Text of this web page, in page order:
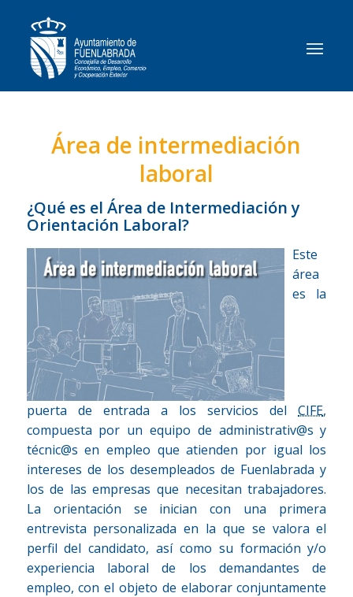
Área de intermediación
laboral
¿Qué es el Área de Intermediación y
Orientación Laboral?
Este
área
es la
puerta de entrada a los servicios delCIFE,
compuesta por un equipo de administrativ@s y
técnic@s en empleo que atienden por igual los
intereses de los desempleados de Fuenlabrada y
los de las empresas que necesitan trabajadores.
La orientación se inician con una primera
entrevista personalizada en la que se valora el
perfil del candidato, así como su formación y/o
experiencia laboral de los demandantes de
empleo, con el objeto de elaborar conjuntamente